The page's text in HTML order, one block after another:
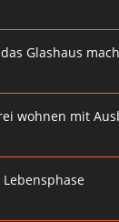
Glashaus
wohnen mit